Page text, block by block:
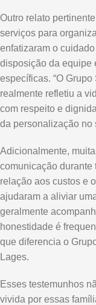
Outro relato
serviços para
enfatizaram o
disposição da equipe
específicas. “O
realmente refletiu a
com respeito e
da personalização no
Adicionalmente,
comunicação durante
relação aos custos e
ajudaram a aliviar
geralmente
honestidade é
que diferencia o
Lages.
Esses testemunhos
vivida por essas